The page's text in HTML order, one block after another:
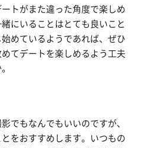
トがまた違った角度で楽しめ
にいることはとても良いこと
めているようであれば、ぜひ
てデートを楽しめるよう工夫
でもなんでもいいのですが、
をおすすめします。いつもの